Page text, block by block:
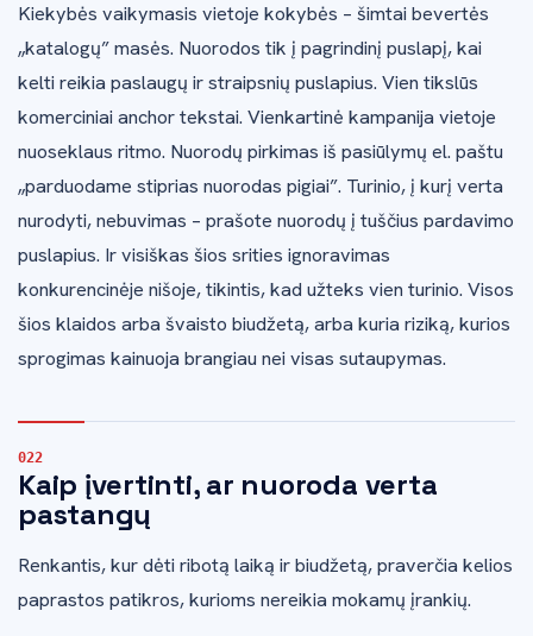
Kiekybės vaikymasis vietoje kokybės – šimtai bevertės
„katalogų” masės. Nuorodos tik į pagrindinį puslapį, kai
kelti reikia paslaugų ir straipsnių puslapius. Vien tikslūs
komerciniai anchor tekstai. Vienkartinė kampanija vietoje
nuoseklaus ritmo. Nuorodų pirkimas iš pasiūlymų el. paštu
„parduodame stiprias nuorodas pigiai”. Turinio, į kurį verta
nurodyti, nebuvimas – prašote nuorodų į tuščius pardavimo
puslapius. Ir visiškas šios srities ignoravimas
konkurencinėje nišoje, tikintis, kad užteks vien turinio. Visos
šios klaidos arba švaisto biudžetą, arba kuria riziką, kurios
sprogimas kainuoja brangiau nei visas sutaupymas.
Kaip įvertinti, ar nuoroda verta
pastangų
Renkantis, kur dėti ribotą laiką ir biudžetą, praverčia kelios
paprastos patikros, kurioms nereikia mokamų įrankių.